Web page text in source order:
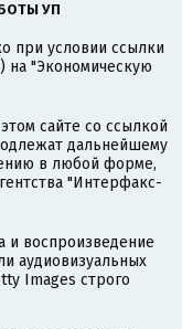
УП
при условии ссылки
на "Экономическую
сайте со ссылкой
дальнейшему
в любой форме,
"Интерфакс-
и воспроизведение
аудиовизуальных
Images строго